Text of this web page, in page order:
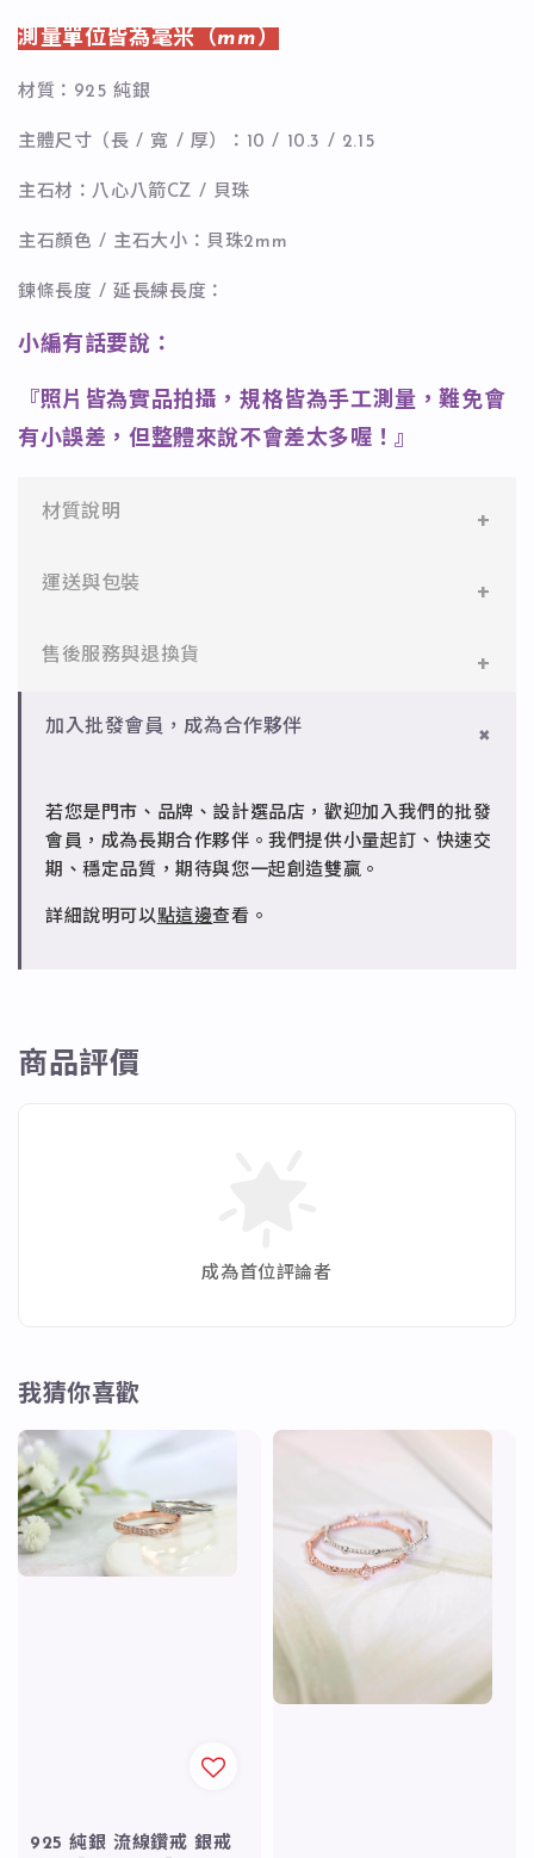
測量單位皆為毫米（mm）
材質：925 純銀
主體尺寸（長 / 寬 / 厚）：10 / 10.3 / 2.15
主石材：八心八箭CZ / 貝珠
主石顏色 / 主石大小：貝珠2mm
鍊條長度 / 延長練長度：
小編有話要說：
『照片皆為實品拍攝，規格皆為手工測量，難免會
有小誤差，但整體來說不會差太多喔！』
材質說明
✻ 316L不鏽鋼
✻ 925純銀
設計。
運送與包裝
一般會員：一件即享免運與精美包裝，超商取貨或宅配
批發會員：達門檻享免運優惠，出貨時間約為2個工作
售後服務與退換貨
✻ 一般會員
✻ 批發會員
請聯繫 LINE 客服 @jfq1926j 協助處理。
加入批發會員，成為合作夥伴
若您是門市、品牌、設計選品店，歡迎加入我們的批發
會員，成為長期合作夥伴。我們提供小量起訂、快速交
期、穩定品質，期待與您一起創造雙贏。
詳細說明可以點這邊查看。
商品評價
成為首位評論者
我猜你喜歡
925 純銀 流線鑽戒 銀戒